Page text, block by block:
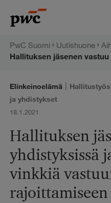
sisältöön
PwC:n
PwC Suomi Uutishuone
Elinkeinoelämä |
ja yhdistykset
18.1.2021
Hallituksen
yhdistyksissä
vinkkiä
rajoittamiseen